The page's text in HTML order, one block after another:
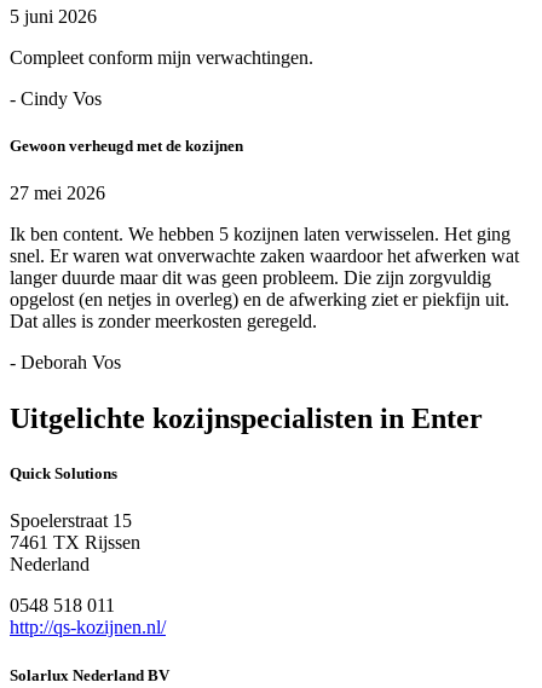
5 juni 2026
Compleet conform mijn verwachtingen.
- Cindy Vos
Gewoon verheugd met de kozijnen
27 mei 2026
Ik ben content. We hebben 5 kozijnen laten verwisselen. Het ging
snel. Er waren wat onverwachte zaken waardoor het afwerken wat
langer duurde maar dit was geen probleem. Die zijn zorgvuldig
opgelost (en netjes in overleg) en de afwerking ziet er piekfijn uit.
Dat alles is zonder meerkosten geregeld.
- Deborah Vos
Uitgelichte kozijnspecialisten in Enter
Quick Solutions
Spoelerstraat 15
7461 TX Rijssen
Nederland
0548 518 011
http://qs-kozijnen.nl/
Solarlux Nederland BV